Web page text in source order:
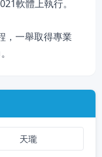
軟體上執行。
一舉取得專業
天瓏